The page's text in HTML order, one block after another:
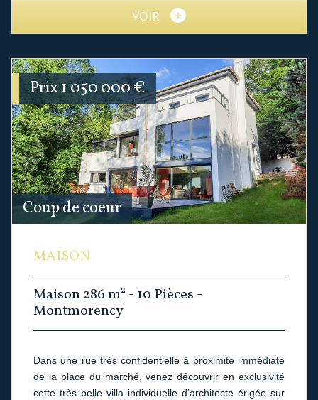
VOIR
Coup de coeur
Prix1 050 000€
MAISON
Maison 286 m² - 10 Pièces -
Montmorency
Dans une rue très confidentielle à proximité immédiate
de la place du marché, venez découvrir en exclusivité
cette très belle villa individuelle d’architecte érigée sur